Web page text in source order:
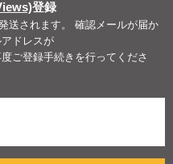
登録
送されます。 確認メールが届か
ドレスが
ご登録手続きを行ってくださ